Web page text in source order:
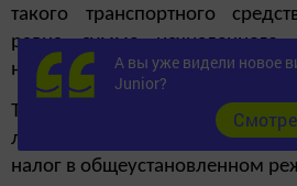
такого транспортного
равна сумме
налоговый период.
Таким образом, кто ранее
льготой, с 2019 года
налог в общеустановленном
А вы уже видели новое
Junior?